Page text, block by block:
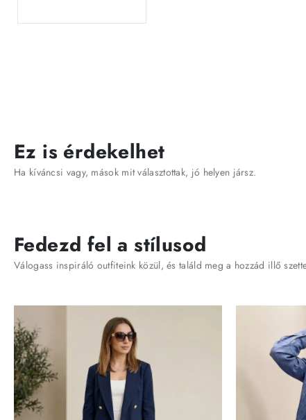
Ez is érdekelhet
Ha kíváncsi vagy, mások mit választottak, jó helyen jársz.
Fedezd fel a stílusod
Válogass inspiráló outfiteink közül, és találd meg a hozzád illő